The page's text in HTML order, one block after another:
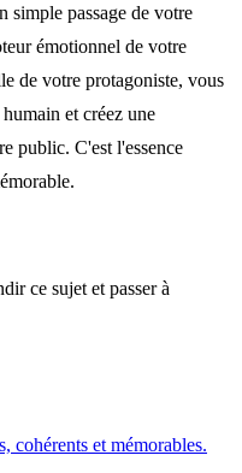
simple passage de votre
émotionnel de votre
de votre protagoniste, vous
et créez une
public. C'est l'essence
ce sujet et passer à
cohérents et mémorables.